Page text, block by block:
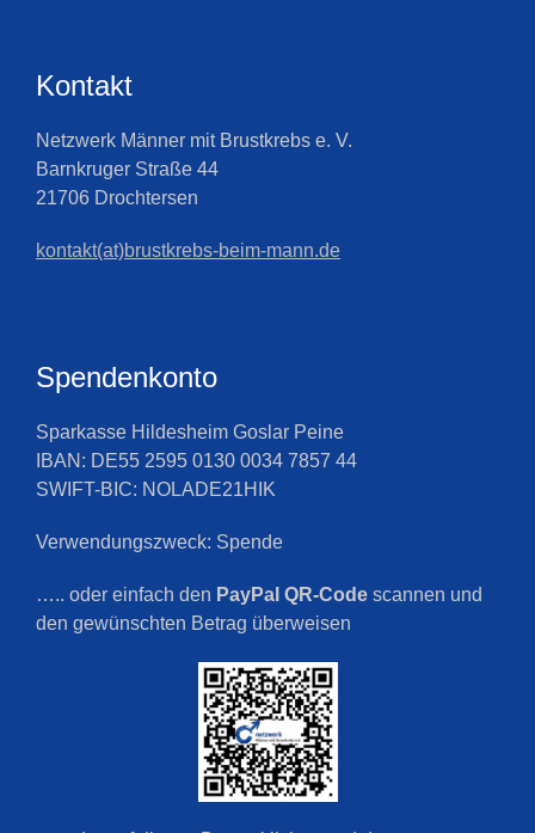
Kontakt
Netzwerk Männer mit Brustkrebs e. V.
Barnkruger Straße 44
21706 Drochtersen
kontakt(at)brustkrebs-beim-mann.de
Spendenkonto
Sparkasse Hildesheim Goslar Peine
IBAN: DE55 2595 0130 0034 7857 44
SWIFT-BIC: NOLADE21HIK
Verwendungszweck: Spende
….. oder einfach den PayPal QR-Code scannen und
den gewünschten Betrag überweisen